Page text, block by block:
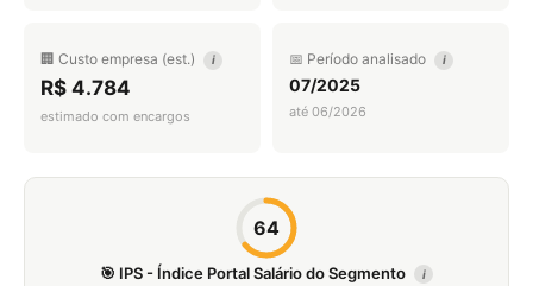
🏢 Custo empresa (est.) i
R$ 4.784
estimado com encargos
📅 Período analisado i
07/2025
até 06/2026
64
🎯 IPS - Índice Portal Salário do Segmento i